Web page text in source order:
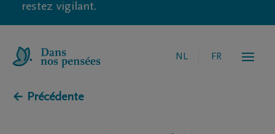
restez vigilant.
NL FR
← Précédente